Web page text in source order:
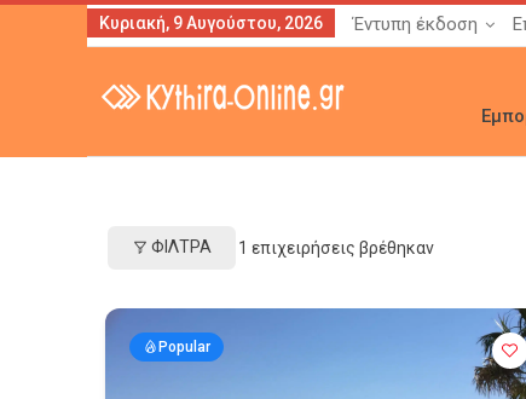
Κυριακή, 9 Αυγούστου, 2026 Έντυπη έκδοση
ΦΊΛΤΡΑ 1 επιχειρήσεις βρέθηκαν
Popular